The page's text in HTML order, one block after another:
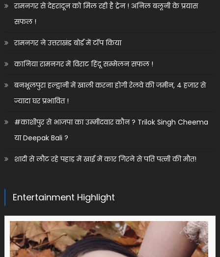
रामनगर से देहरादून को मिल रही है ट्रेन ! अनिल बलूनी के प्रयास
सफल !
रामनगर ने उत्तराखंड बोर्ड में टॉप किया
कानिया रामनगर में विराट हिंदू सम्मेलन सफल !
बनभूलपुरा हल्द्वानी में खाली करना होगी रेलवे की जमीन, 4 हजार से
ज्यादा घर प्रभावित !
#काशीपुर से भाजपा का उम्मीदवार कौन ? Trilok Singh Cheema
या Deepak Bali ?
शादी से लौट रहे पहाड़ में खाई में कार गिरने से पति पत्नी की मौत!
Entertainment Highlight